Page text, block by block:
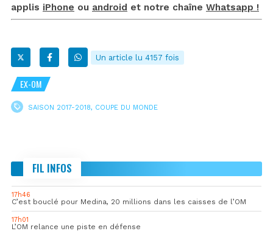
applis iPhone ou android et notre chaîne Whatsapp !
Un article lu 4157 fois
EX-OM
SAISON 2017-2018, COUPE DU MONDE
FIL INFOS
17h46
C’est bouclé pour Medina, 20 millions dans les caisses de l’OM
17h01
L’OM relance une piste en défense